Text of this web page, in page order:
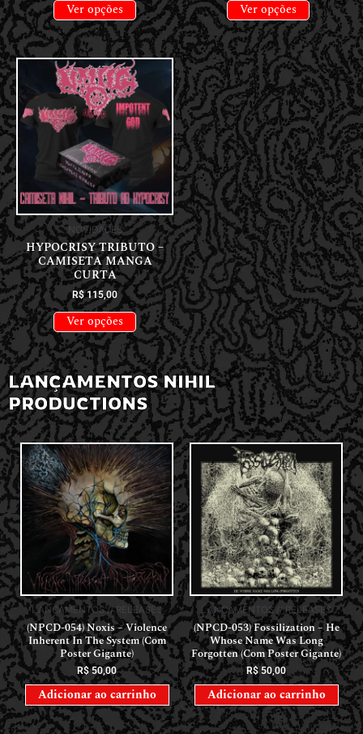
Ver opções Ver opções
NOVIDADES
HYPOCRISY TRIBUTO –
CAMISETA MANGA
CURTA
R$115,00
Ver opções
LANÇAMENTOS NIHIL
PRODUCTIONS
LANÇAMENTOS // RELEASES
(NPCD-054) Noxis – Violence
Inherent In The System (Com
Poster Gigante)
R$50,00
Adicionar ao carrinho
LANÇAMENTOS // RELEASES
(NPCD-053) Fossilization – He
Whose Name Was Long
Forgotten (Com Poster Gigante)
R$ 50,00
Adicionar ao carrinho